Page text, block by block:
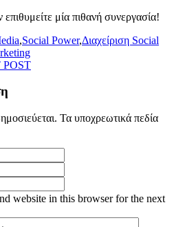
μία πιθανή συνεργασία!
,Social Power,Διαχείριση Social
Τα υποχρεωτικά πεδία
website in this browser for the next